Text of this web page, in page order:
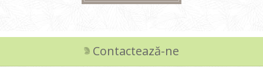
Contactează-ne